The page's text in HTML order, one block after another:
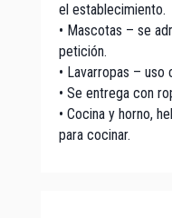
el establecimiento.
• Mascotas – se
petición.
• Lavarropas – uso
• Se entrega con
• Cocina y horno,
para cocinar.